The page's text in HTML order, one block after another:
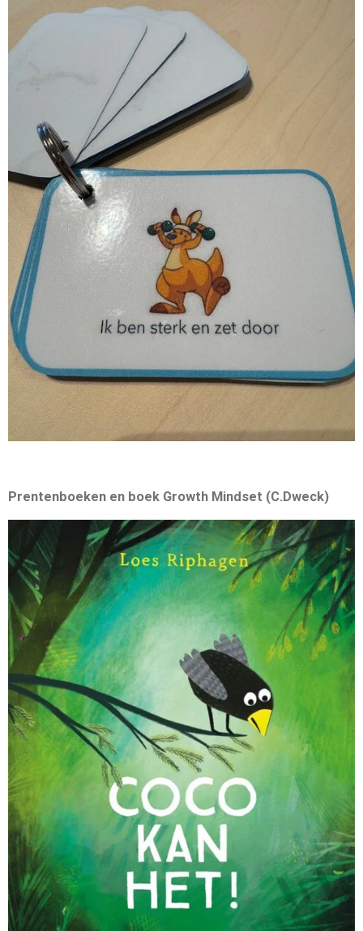
Prentenboeken en boek Growth Mindset (C.Dweck)